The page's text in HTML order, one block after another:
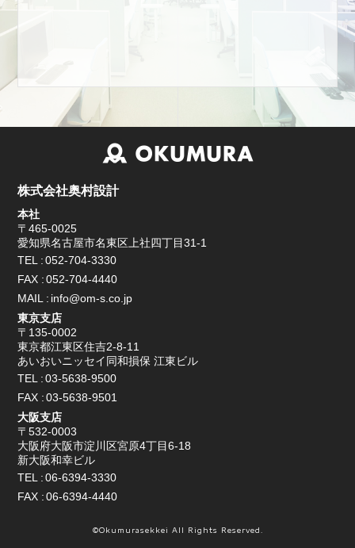
株式会社奥村設計
本社
〒465-0025
愛知県名古屋市名東区上社四丁目31-1
TEL
052-704-3330
FAX
052-704-4440
MAIL
info@om-s.co.jp
東京支店
〒135-0002
東京都江東区住吉2-8-11
あいおいニッセイ同和損保 江東ビル
TEL
03-5638-9500
FAX
03-5638-9501
大阪支店
〒532-0003
大阪府大阪市淀川区宮原4丁目6-18
新大阪和幸ビル
TEL
06-6394-3330
FAX
06-6394-4440
©Okumurasekkei All Rights Reserved.